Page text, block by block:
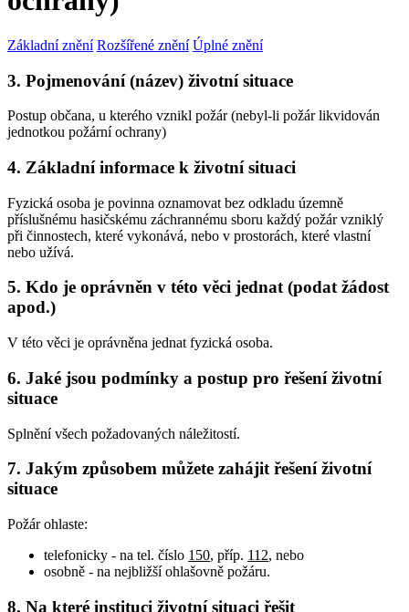
Základní znění Rozšířené znění Úplné znění
3. Pojmenování (název) životní situace
Postup občana, u kterého vznikl požár (nebyl-li požár likvidován
jednotkou požární ochrany)
4. Základní informace k životní situaci
Fyzická osoba je povinna oznamovat bez odkladu územně
příslušnému hasičskému záchrannému sboru každý požár vzniklý
při činnostech, které vykonává, nebo v prostorách, které vlastní
nebo užívá.
5. Kdo je oprávněn v této věci jednat (podat žádost
apod.)
V této věci je oprávněna jednat fyzická osoba.
6. Jaké jsou podmínky a postup pro řešení životní
situace
Splnění všech požadovaných náležitostí.
7. Jakým způsobem můžete zahájit řešení životní
situace
Požár ohlaste:
telefonicky - na tel. číslo 150, příp. 112, nebo
osobně - na nejbližší ohlašovně požáru.
8. Na které instituci životní situaci řešit